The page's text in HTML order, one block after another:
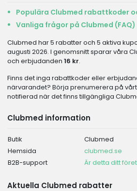
Populära Clubmed rabattkoder
Vanliga frågor på Clubmed (FAQ)
Clubmed har 5 rabatter och 5 aktiva
augusti 2026. I genomsnitt sparar våra
och erbjudanden 16 kr.
Finns det inga rabattkoder eller
närvarandet? Börja prenumerera på
notifierad när det finns tillgängliga
Clubmed information
Butik
Clubmed
Hemsida
clubmed.se
B2B-support
Är detta ditt
Aktuella Clubmed rabatter